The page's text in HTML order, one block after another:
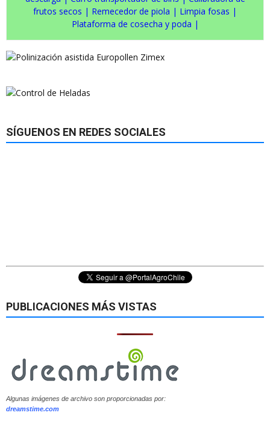
frutos secos | Remecedor de piola | Limpia fosas |
Plataforma de cosecha y poda |
SÍGUENOS EN REDES SOCIALES
PUBLICACIONES MÁS VISTAS
Algunas imágenes de archivo son proporcionadas por:
dreamstime.com